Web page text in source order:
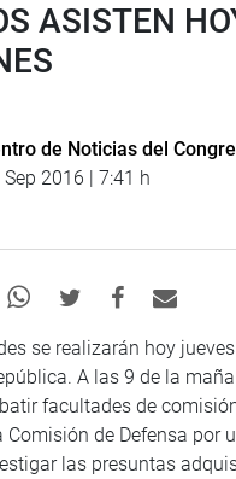
ASISTEN
de Noticias del
Sep 2016 | 7:41 h
se realizarán hoy
A las 9 de la
facultades de
de Defensa por
las presuntas